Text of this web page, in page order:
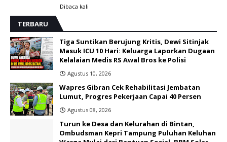
Dibaca kali
TERBARU
Tiga Suntikan Berujung Kritis, Dewi Sitinjak
Masuk ICU 10 Hari: Keluarga Laporkan Dugaan
Kelalaian Medis RS Awal Bros ke Polisi ‎
Agustus 10, 2026
Wapres Gibran Cek Rehabilitasi Jembatan
Lumut, Progres Pekerjaan Capai 40 Persen
Agustus 08, 2026
Turun ke Desa dan Kelurahan di Bintan,
Ombudsman Kepri Tampung Puluhan Keluhan